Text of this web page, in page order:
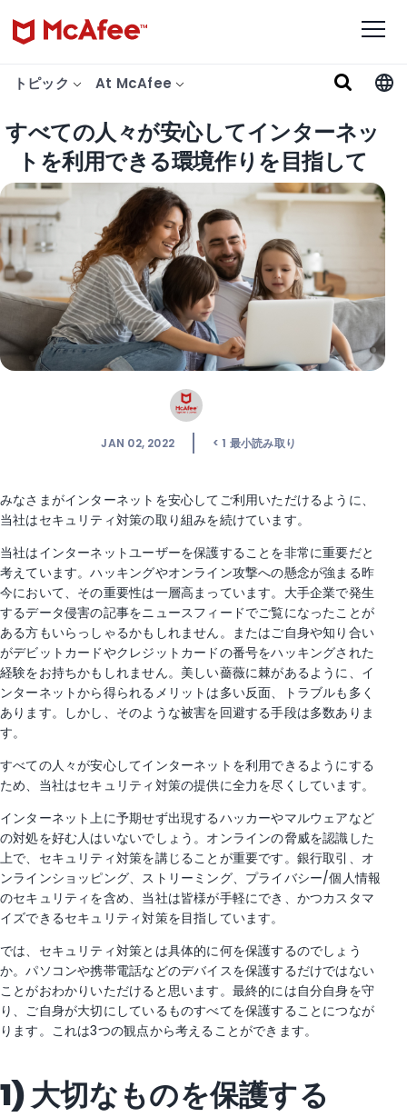
トピック At McAfee
すべての人々が安心してインターネッ
トを利用できる環境作りを目指して
JAN 02, 2022 < 1 最小読み取り
みなさまがインターネットを安心してご利用いただけるように、
当社はセキュリティ対策の取り組みを続けています。
当社はインターネットユーザーを保護することを非常に重要だと
考えています。ハッキングやオンライン攻撃への懸念が強まる昨
今において、その重要性は一層高まっています。大手企業で発生
するデータ侵害の記事をニュースフィードでご覧になったことが
ある方もいらっしゃるかもしれません。またはご自身や知り合い
がデビットカードやクレジットカードの番号をハッキングされた
経験をお持ちかもしれません。美しい薔薇に棘があるように、イ
ンターネットから得られるメリットは多い反面、トラブルも多く
あります。しかし、そのような被害を回避する手段は多数ありま
す。
すべての人々が安心してインターネットを利用できるようにする
ため、当社はセキュリティ対策の提供に全力を尽くしています。
インターネット上に予期せず出現するハッカーやマルウェアなど
の対処を好む人はいないでしょう。オンラインの脅威を認識した
上で、セキュリティ対策を講じることが重要です。銀行取引、オ
ンラインショッピング、ストリーミング、プライバシー/個人情報
のセキュリティを含め、当社は皆様が手軽にでき、かつカスタマ
イズできるセキュリティ対策を目指しています。
では、セキュリティ対策とは具体的に何を保護するのでしょう
か。パソコンや携帯電話などのデバイスを保護するだけではない
ことがおわかりいただけると思います。最終的には自分自身を守
り、ご自身が大切にしているものすべてを保護することにつなが
ります。これは3つの観点から考えることができます。
1)大切なものを保護する